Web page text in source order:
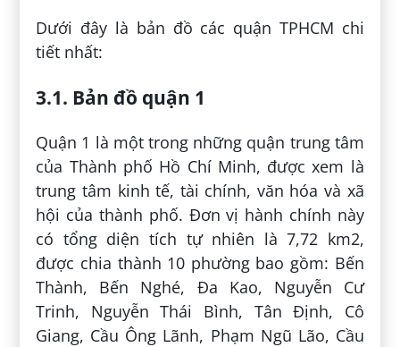
Dưới đây là bản đồ các quận TPHCM chi
tiết nhất:
3.1. Bản đồ quận 1
Quận 1 là một trong những quận trung tâm
của Thành phố Hồ Chí Minh, được xem là
trung tâm kinh tế, tài chính, văn hóa và xã
hội của thành phố. Đơn vị hành chính này
có tổng diện tích tự nhiên là 7,72 km2,
được chia thành 10 phường bao gồm: Bến
Thành, Bến Nghé, Đa Kao, Nguyễn Cư
Trinh, Nguyễn Thái Bình, Tân Định, Cô
Giang, Cầu Ông Lãnh, Phạm Ngũ Lão, Cầu